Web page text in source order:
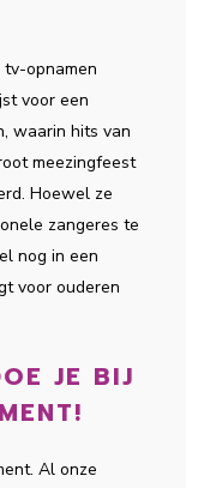
opnamen
voor een
waarin hits van
meezingfeest
Hoewel ze
zangeres te
nog in een
voor ouderen
JE BIJ
Al onze